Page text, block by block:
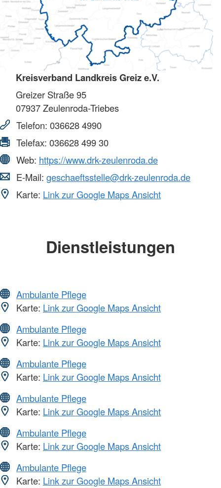
Kreisverband Landkreis Greiz e.V.
Greizer Straße 95
07937Zeulenroda-Triebes
Telefon: 036628 4990
Telefax: 036628 499 30
Web: https://www.drk-zeulenroda.de
E-Mail: geschaeftsstelle@drk-zeulenroda.de
Karte: Link zur Google Maps Ansicht
Dienstleistungen
Ambulante Pflege
Karte: Link zur Google Maps Ansicht
Ambulante Pflege
Karte: Link zur Google Maps Ansicht
Ambulante Pflege
Karte: Link zur Google Maps Ansicht
Ambulante Pflege
Karte: Link zur Google Maps Ansicht
Ambulante Pflege
Karte: Link zur Google Maps Ansicht
Ambulante Pflege
Karte: Link zur Google Maps Ansicht